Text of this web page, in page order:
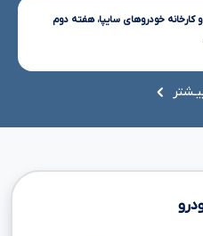
و کارخانه خودروهای سایپا، هفته دوم